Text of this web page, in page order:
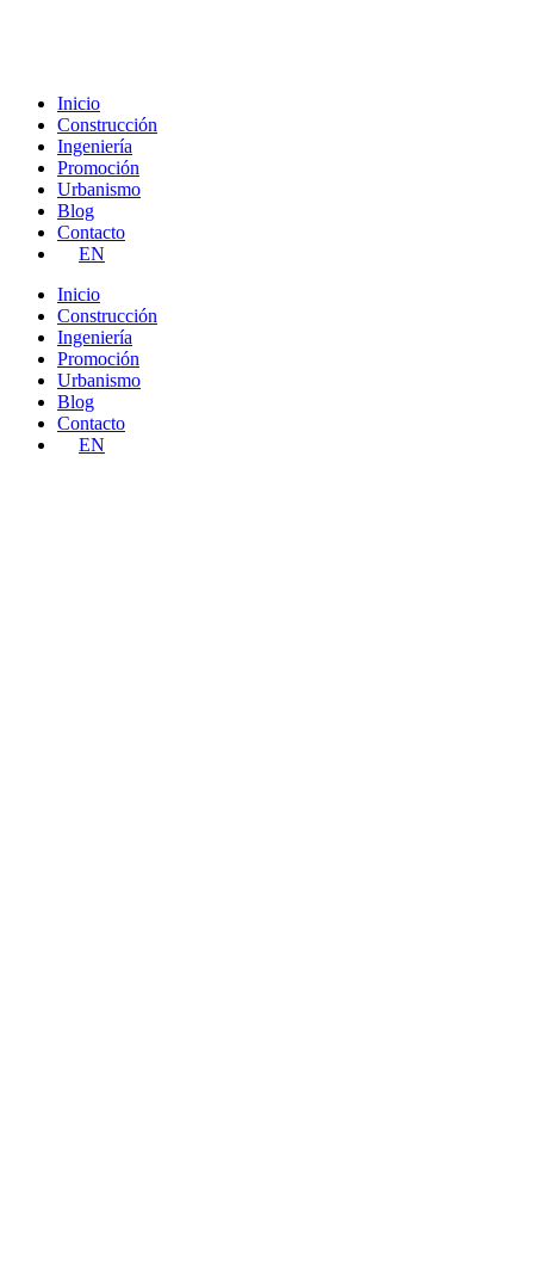
Inicio
Construcción
Ingeniería
Promoción
Urbanismo
Blog
Contacto
EN
Inicio
Construcción
Ingeniería
Promoción
Urbanismo
Blog
Contacto
EN